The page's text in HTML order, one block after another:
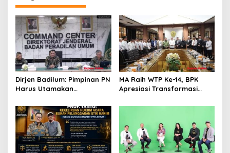
i
p
o
s
Dirjen Badilum: Pimpinan PN
Harus Utamakan
Pribadi
MA Raih WTP Ke-14, BPK
Apresiasi Transformasi